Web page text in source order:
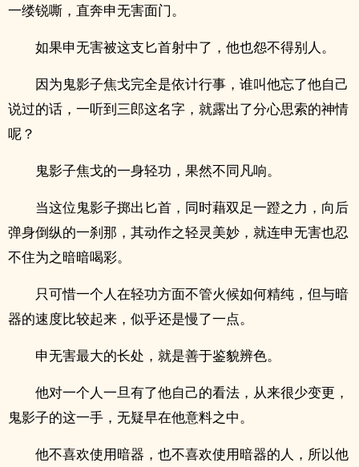
一缕锐嘶，直奔申无害面门。
如果申无害被这支匕首射中了，他也怨不得别人。
因为鬼影子焦戈完全是依计行事，谁叫他忘了他自己
说过的话，一听到三郎这名字，就露出了分心思索的神情
呢？
鬼影子焦戈的一身轻功，果然不同凡响。
当这位鬼影子掷出匕首，同时藉双足一蹬之力，向后
弹身倒纵的一刹那，其动作之轻灵美妙，就连申无害也忍
不住为之暗暗喝彩。
只可惜一个人在轻功方面不管火候如何精纯，但与暗
器的速度比较起来，似乎还是慢了一点。
申无害最大的长处，就是善于鉴貌辨色。
他对一个人一旦有了他自己的看法，从来很少变更，
鬼影子的这一手，无疑早在他意料之中。
他不喜欢使用暗器，也不喜欢使用暗器的人，所以他